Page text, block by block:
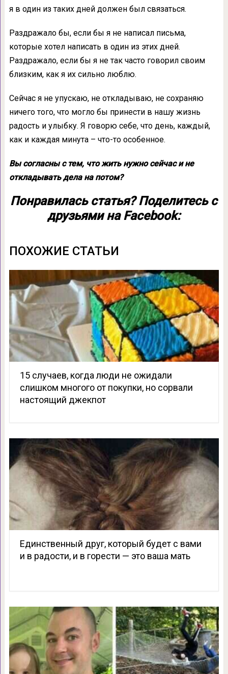
я в один из таких дней должен был связаться.
Раздражало бы, если бы я не написал письма,
которые хотел написать в один из этих дней.
Раздражало, если бы я не так часто говорил своим
близким, как я их сильно люблю.
Сейчас я не упускаю, не откладываю, не сохраняю
ничего того, что могло бы принести в нашу жизнь
радость и улыбку. Я говорю себе, что день, каждый,
как и каждая минута – что-то особенное.
Вы согласны с тем, что жить нужно сейчас и не
откладывать дела на потом?
Понравилась статья? Поделитесь с
друзьями на Facebook:
ПОХОЖИЕ СТАТЬИ
15 случаев, когда люди не ожидали
слишком многого от покупки, но сорвали
настоящий джекпот
Единственный друг, который будет c вами
и в радости, и в горести — это ваша мать